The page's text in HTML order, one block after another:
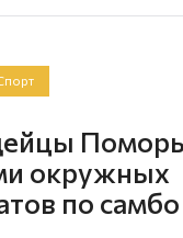
окружных
по самбо